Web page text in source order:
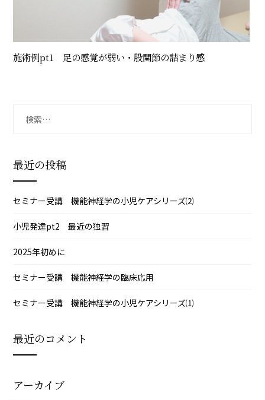
施術例pt1 足の感覚が弱い・股関節の詰まり感
最近の投稿
セミナー受講 機能神経学の小児ケアシリーズ⑵
小児発達pt2 最近の独習
2025年初めに
セミナー受講 機能神経学の臨床応用
セミナー受講 機能神経学の小児ケアシリーズ⑴
最近のコメント
アーカイブ